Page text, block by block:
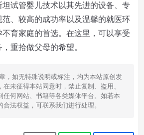
试管婴儿技术以其先进的设备、专
、较高的成功率以及温馨的就医环
育家庭的首选。在这里，可以享受
重拾做父母的希望。
，如无特殊说明或标注，均为本站原创发
未征得本站同意时，禁止复制、盗用、
任何网站、书籍等各类媒体平台。如若本
法权益，可联系我们进行处理。